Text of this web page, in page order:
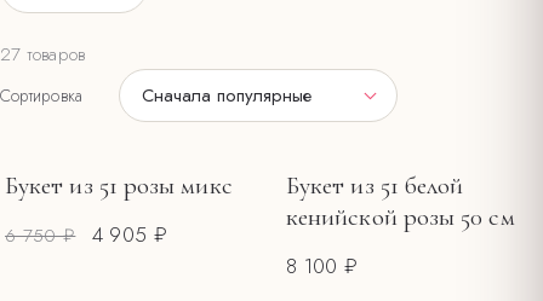
Только в наличии
ЦВЕТ БУКЕТА
15
27 товаров
Сортировка Сначала популярные
РАСПРОДАЖА
Букет из 51 розы микс
6 750 ₽ 4 905 ₽
Букет из 51 белой
кенийской розы 50 см
8 100 ₽